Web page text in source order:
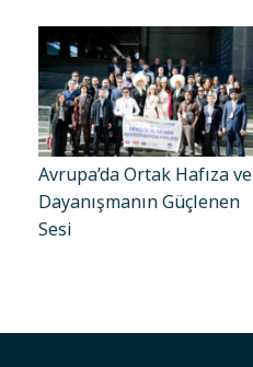
Avrupa’da Ortak Hafıza ve
Dayanışmanın Güçlenen
Sesi